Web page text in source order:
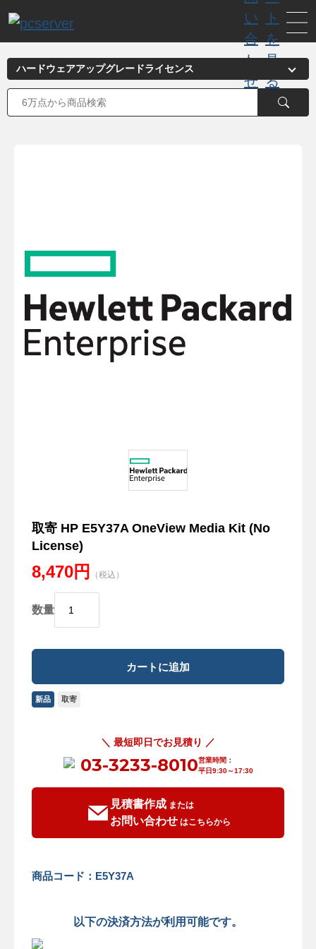
取寄 HP E5Y37A OneView Media Kit (No
License)
8,470円 （税込）
数量
新品 取寄
＼ 最短即日でお見積り ／
03-3233-8010営業時間：
平日9:30～17:30
見積書作成または
お問い合わせはこちらから
商品コード：E5Y37A
以下の決済方法が利用可能です。